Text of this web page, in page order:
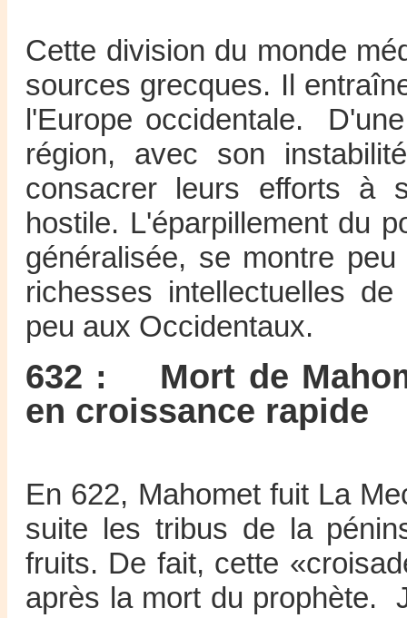
Cette division du monde
sources grecques. Il
l'Europe occidentale.
région, avec son
consacrer leurs efforts à
hostile. L'éparpillement du
généralisée, se montre
richesses intellectuelles
peu aux Occidentaux.
632 : Mort de
en croissance rapide
En 622, Mahomet fuit La
suite les tribus de la
fruits. De fait, cette
après la mort du prophète.